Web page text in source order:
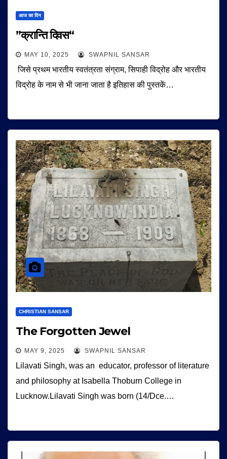
आज का दिन
”क्रान्ति दिवस“
MAY 10, 2025 SWAPNIL SANSAR
जिसे प्रथम भारतीय स्वतंत्रता संग्राम, सिपाही विद्रोह और भारतीय
विद्रोह के नाम से भी जाना जाता है इतिहास की पुस्तकें…
CHRISTIAN SANSAR
The Forgotten Jewel
MAY 9, 2025 SWAPNIL SANSAR
Lilavati Singh, was an educator, professor of literature
and philosophy at Isabella Thoburn College in
Lucknow.Lilavati Singh was born (14/Dce.…